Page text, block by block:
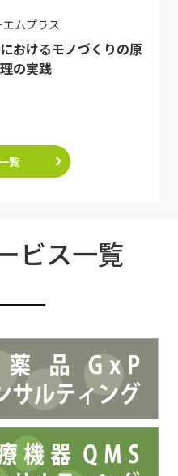
ムプラス
おけるモノづくりの原
の実践
覧
ビス一覧